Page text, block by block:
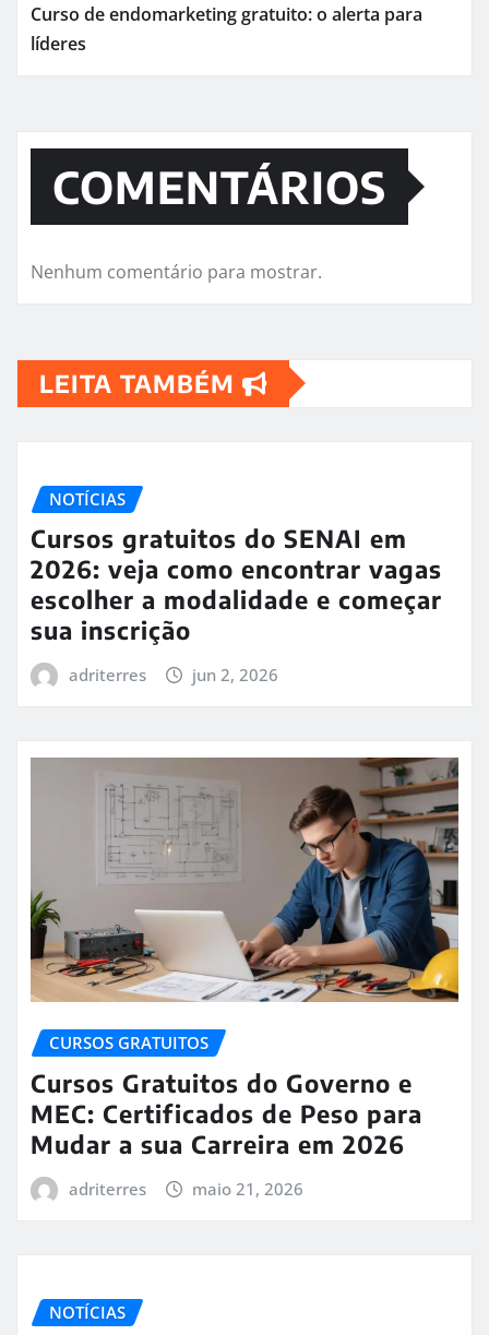
Curso de endomarketing gratuito: o alerta para
líderes
COMENTÁRIOS
Nenhum comentário para mostrar.
LEITA TAMBÉM
NOTÍCIAS
Cursos gratuitos do SENAI em
2026: veja como encontrar vagas
escolher a modalidade e começar
sua inscrição
adriterres jun 2, 2026
CURSOS GRATUITOS
Cursos Gratuitos do Governo e
MEC: Certificados de Peso para
Mudar a sua Carreira em 2026
adriterres maio 21, 2026
NOTÍCIAS